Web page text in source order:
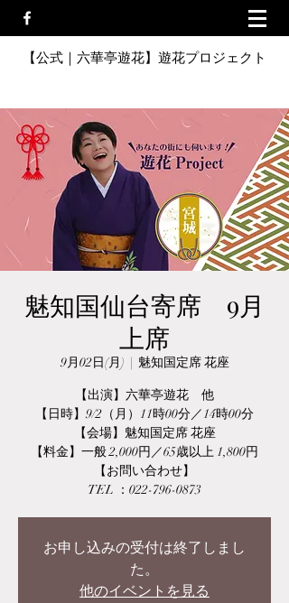
【公式｜六華亭遊花】遊花プロジェクト
魅知国仙台寄席 9月
上席
9月02日(月)
  |
魅知国定席 花座
【出演】六華亭遊花 他
【日時】9/2（月）11時00分／14時00分
【会場】魅知国定席 花座
【料金】一般 2,000円／65歳以上 1,800円
【お問い合わせ】
TEL ：022-796-0873
お申し込みの受付は終了しまし
た。
他のイベントを見る